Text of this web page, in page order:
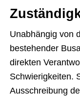
Unabhängig von
bestehender
direkten
Schwierigkeiten.
Ausschreibung